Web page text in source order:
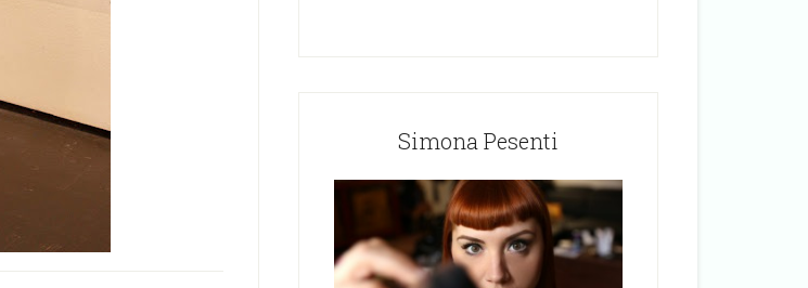
Simona Pesenti